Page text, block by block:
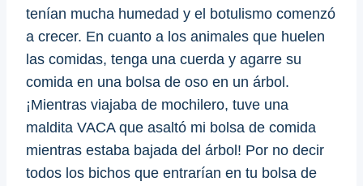
tenían mucha humedad y el botulismo comenzó
a crecer. En cuanto a los animales que huelen
las comidas, tenga una cuerda y agarre su
comida en una bolsa de oso en un árbol.
¡Mientras viajaba de mochilero, tuve una
maldita VACA que asaltó mi bolsa de comida
mientras estaba bajada del árbol! Por no decir
todos los bichos que entrarían en tu bolsa de